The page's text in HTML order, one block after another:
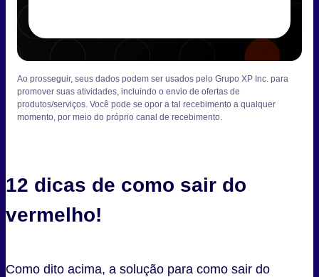
Ao prosseguir, seus dados podem ser usados pelo Grupo XP Inc. para
promover suas atividades, incluindo o envio de ofertas de
produtos/serviços. Você pode se opor a tal recebimento a qualquer
momento, por meio do próprio canal de recebimento.
12 dicas de como sair do
vermelho!
Como dito acima, a solução para como sair do